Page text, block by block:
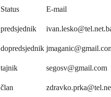
Status
E-mail
predsjednik
dopredsjednik
tajnik
segosv@gmail.com
član